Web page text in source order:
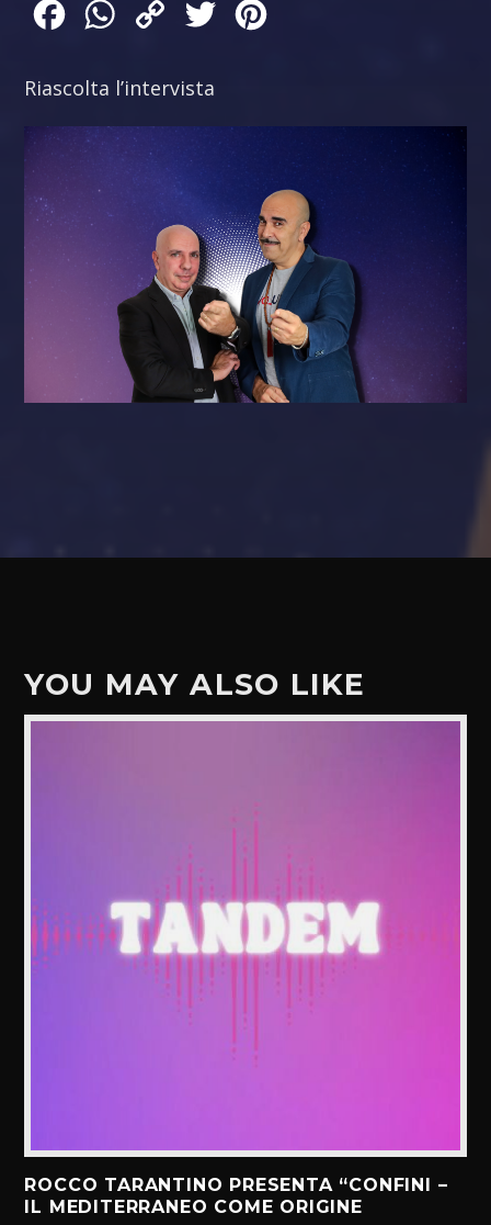
FacebookWhatsApp
Copy
Twitter
Riascolta l’intervista
YOU MAY ALSO LIKE
ROCCO TARANTINO PRESENTA “CONFINI –
IL MEDITERRANEO COME ORIGINE